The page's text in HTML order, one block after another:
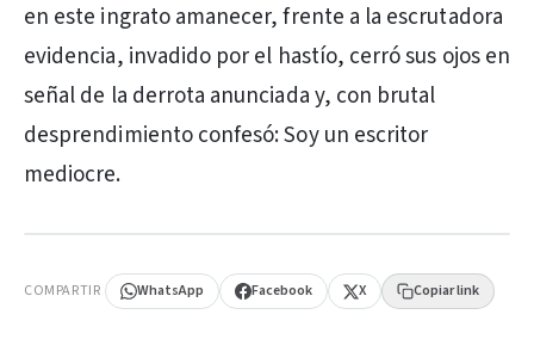
en este ingrato amanecer, frente a la escrutadora
evidencia, invadido por el hastío, cerró sus ojos en
señal de la derrota anunciada y, con brutal
desprendimiento confesó: Soy un escritor
mediocre.
COMPARTIR WhatsApp Facebook X Copiar link